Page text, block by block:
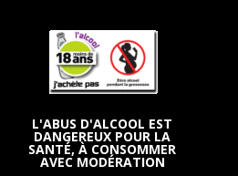
L'ABUS D'ALCOOL EST
DANGEREUX POUR LA
SANTÉ, À CONSOMMER
AVEC MODÉRATION